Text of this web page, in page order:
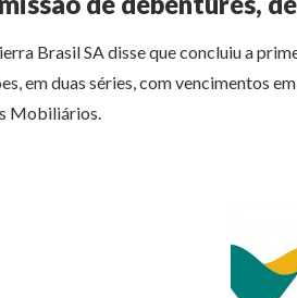
Brasil SA disse que concluiu a
em duas séries, com vencimentos
Mobiliários.